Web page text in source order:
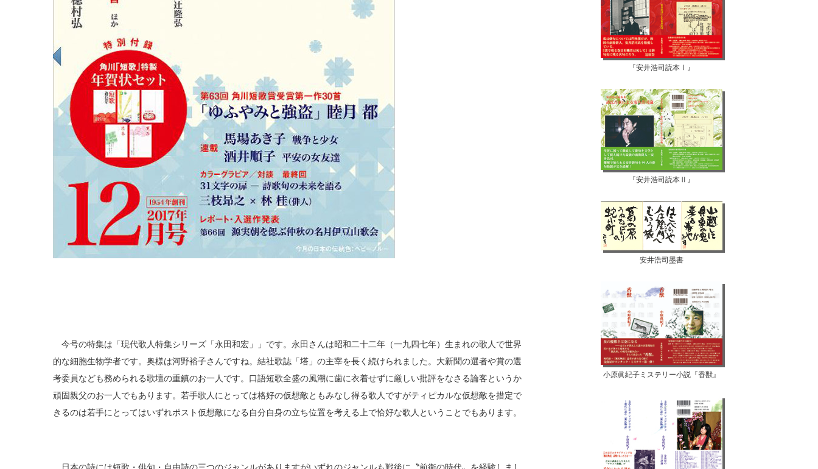
今号の特集は「現代歌人特集シリーズ「永田和宏」」です。永田さんは昭和二十二年（一九四七年）生まれの歌人で世界
的な細胞生物学者です。奥様は河野裕子さんですね。結社歌誌「塔」の主宰を長く続けられました。大新聞の選者や賞の選
考委員なども務められる歌壇の重鎮のお一人です。口語短歌全盛の風潮に歯に衣着せずに厳しい批評をなさる論客というか
頑固親父のお一人でもあります。若手歌人にとっては格好の仮想敵ともみなし得る歌人ですがティピカルな仮想敵を措定で
きるのは若手にとってはいずれポスト仮想敵になる自分自身の立ち位置を考える上で恰好な歌人ということでもあります。
『安井浩司読本Ⅰ』
『安井浩司読本Ⅱ』
安井浩司墨書
小原眞紀子ミステリー小説『香獣』